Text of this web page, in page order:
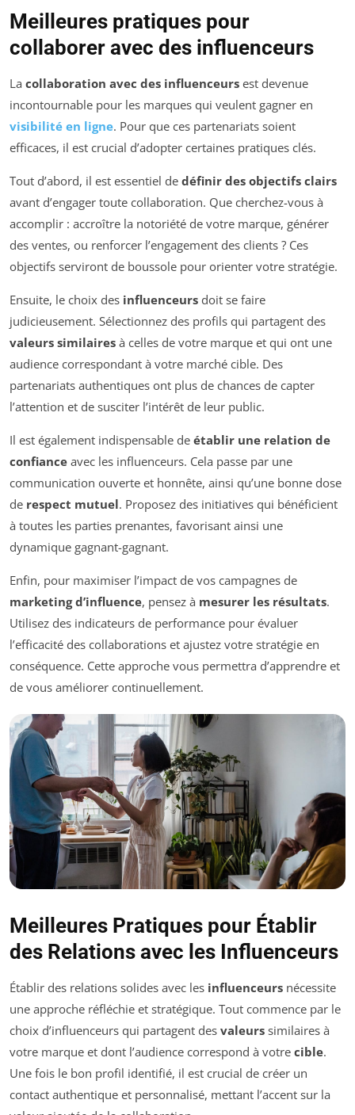
Meilleures pratiques pour
collaborer avec des influenceurs
La collaboration avec des influenceurs est devenue
incontournable pour les marques qui veulent gagner en
visibilité en ligne. Pour que ces partenariats soient
efficaces, il est crucial d’adopter certaines pratiques clés.
Tout d’abord, il est essentiel de définir des objectifs clairs
avant d’engager toute collaboration. Que cherchez-vous à
accomplir : accroître la notoriété de votre marque, générer
des ventes, ou renforcer l’engagement des clients ? Ces
objectifs serviront de boussole pour orienter votre stratégie.
Ensuite, le choix des influenceurs doit se faire
judicieusement. Sélectionnez des profils qui partagent des
valeurs similaires à celles de votre marque et qui ont une
audience correspondant à votre marché cible. Des
partenariats authentiques ont plus de chances de capter
l’attention et de susciter l’intérêt de leur public.
Il est également indispensable de établir une relation de
confiance avec les influenceurs. Cela passe par une
communication ouverte et honnête, ainsi qu’une bonne dose
de respect mutuel. Proposez des initiatives qui bénéficient
à toutes les parties prenantes, favorisant ainsi une
dynamique gagnant-gagnant.
Enfin, pour maximiser l’impact de vos campagnes de
marketing d’influence, pensez à mesurer les résultats.
Utilisez des indicateurs de performance pour évaluer
l’efficacité des collaborations et ajustez votre stratégie en
conséquence. Cette approche vous permettra d’apprendre et
de vous améliorer continuellement.
Meilleures Pratiques pour Établir
des Relations avec les Influenceurs
Établir des relations solides avec les influenceurs nécessite
une approche réfléchie et stratégique. Tout commence par le
choix d’influenceurs qui partagent des valeurs similaires à
votre marque et dont l’audience correspond à votre cible.
Une fois le bon profil identifié, il est crucial de créer un
contact authentique et personnalisé, mettant l’accent sur la